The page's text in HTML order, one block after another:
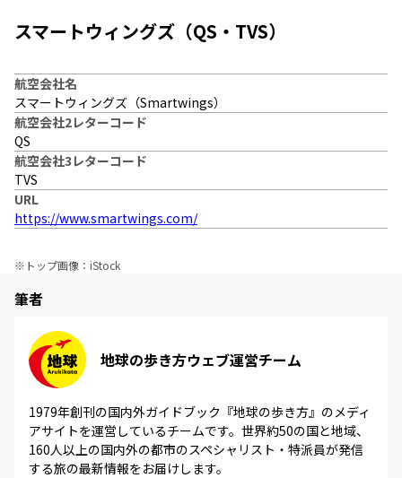
スマートウィングズ（QS・TVS）
航空会社名
スマートウィングズ（Smartwings）
航空会社2レターコード
QS
航空会社3レターコード
TVS
URL
https://www.smartwings.com/
※ トップ画像：iStock
筆者
地球の歩き方ウェブ運営チーム
1979年創刊の国内外ガイドブック『地球の歩き方』のメディ
アサイトを運営しているチームです。世界約50の国と地域、
160人以上の国内外の都市のスペシャリスト・特派員が発信
する旅の最新情報をお届けします。